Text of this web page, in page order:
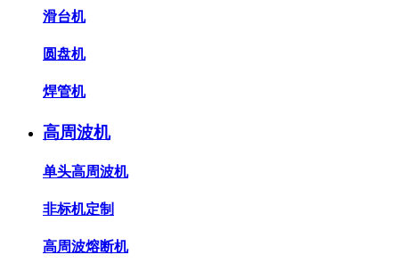
滑台机
圆盘机
焊管机
高周波机
单头高周波机
非标机定制
高周波熔断机